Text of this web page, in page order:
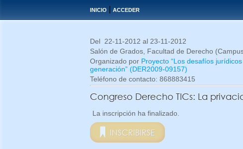
INICIO ACCEDER
Del 22-11-2012 al 23-11-2012
Salón de Grados, Facultad de Derecho
Organizado por Proyecto “Los desafíos
generación” (DER2009-09157)
Teléfono de contacto: 868883415
Congreso Derecho TICs: La
La inscripción ha finalizado.
INSCRIBIRSE